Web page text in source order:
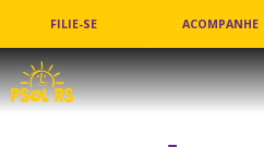
FILIE-SE ACOMPANHE